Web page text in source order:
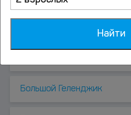
Большой Геленджик
Найти